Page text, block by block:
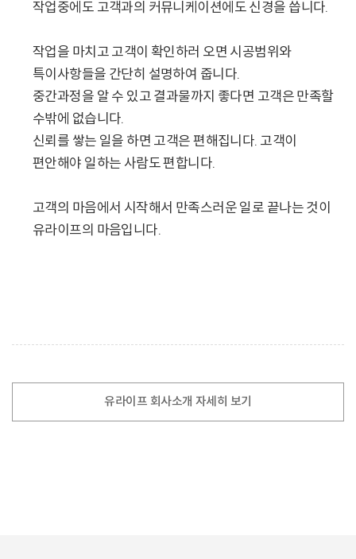
작업중에도 고객과의 커뮤니케이션에도 신경을 씁니다.
작업을 마치고 고객이 확인하러 오면 시공범위와
특이사항들을 간단히 설명하여 줍니다.
중간과정을 알 수 있고 결과물까지 좋다면 고객은 만족할
수밖에 없습니다.
신뢰를 쌓는 일을 하면 고객은 편해집니다. 고객이
편안해야 일하는 사람도 편합니다.
고객의 마음에서 시작해서 만족스러운 일로 끝나는 것이
유라이프의 마음입니다.
유라이프 회사소개 자세히 보기